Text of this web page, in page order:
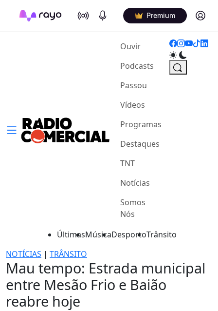
On Air Podcasts Premium Log in
Ouvir(current)
Podcasts
Passou
Vídeos
Programas
Destaques
TNT
Notícias
Somos
Nós
ÚltimasMúsicaDesportoTrânsito
NOTÍCIAS | TRÂNSITO
Mau tempo: Estrada municipal
entre Mesão Frio e Baião
reabre hoje